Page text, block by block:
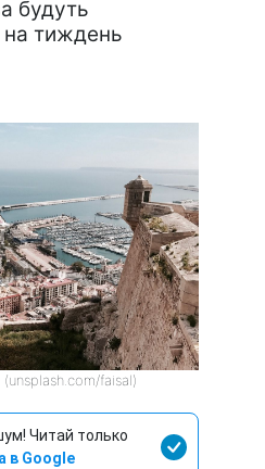
будуть
на тиждень
faisal)
Читай только
в Google